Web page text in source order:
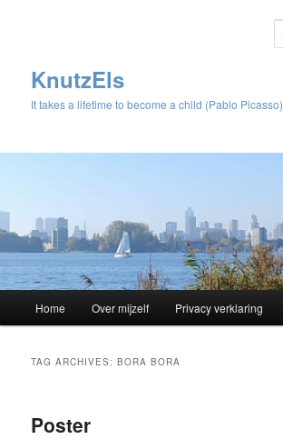
KnutzEls
It takes a lifetime to become a child (Pablo Picasso)
Skip
content
Skip
content
Home Over mijzelf Privacy verklaring
TAG ARCHIVES:BORA BORA
Poster